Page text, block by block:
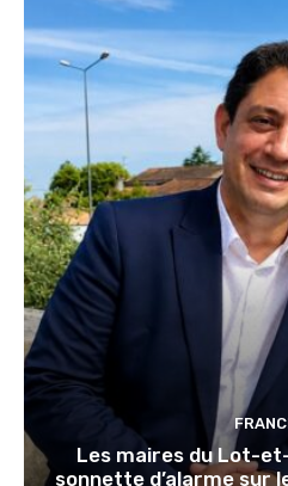
Les maires du Lot-
sonnette d’alarme sur